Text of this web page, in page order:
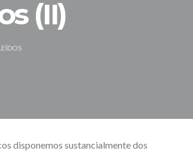
(II)
disponemos sustancialmente dos